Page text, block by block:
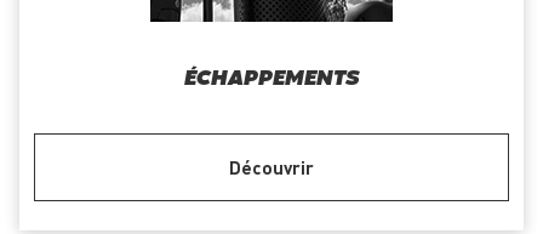
ÉCHAPPEMENTS
Découvrir